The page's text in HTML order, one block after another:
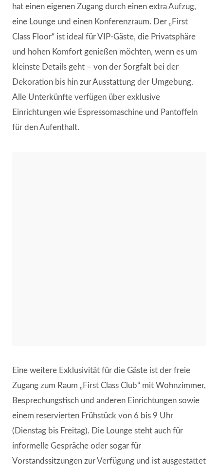
hat einen eigenen Zugang durch einen extra Aufzug,
eine Lounge und einen Konferenzraum. Der „First
Class Floor“ ist ideal für VIP-Gäste, die Privatsphäre
und hohen Komfort genießen möchten, wenn es um
kleinste Details geht – von der Sorgfalt bei der
Dekoration bis hin zur Ausstattung der Umgebung.
Alle Unterkünfte verfügen über exklusive
Einrichtungen wie Espressomaschine und Pantoffeln
für den Aufenthalt.
Eine weitere Exklusivität für die Gäste ist der freie
Zugang zum Raum „First Class Club“ mit Wohnzimmer,
Besprechungstisch und anderen Einrichtungen sowie
einem reservierten Frühstück von 6 bis 9 Uhr
(Dienstag bis Freitag). Die Lounge steht auch für
informelle Gespräche oder sogar für
Vorstandssitzungen zur Verfügung und ist ausgestattet